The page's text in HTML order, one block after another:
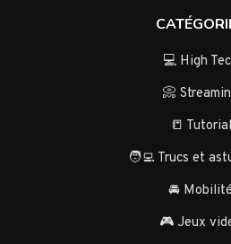
💻 High
📀
📒 Tutorial
🧑‍💻 Trucs et
🚘 Mobilité
🎮 Jeux